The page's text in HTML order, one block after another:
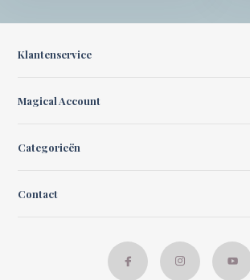
Klantenservice
Magical Account
Categorieën
Contact